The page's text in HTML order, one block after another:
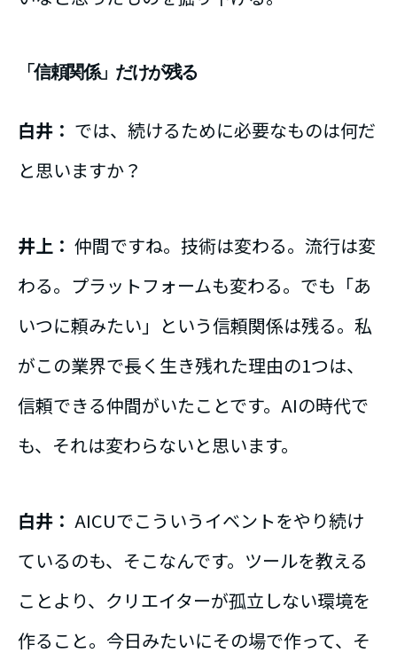
「信頼関係」だけが残る
白井： では、続けるために必要なものは何だ
と思いますか？
井上： 仲間ですね。技術は変わる。流行は変
わる。プラットフォームも変わる。でも「あ
いつに頼みたい」という信頼関係は残る。私
がこの業界で長く生き残れた理由の1つは、
信頼できる仲間がいたことです。AIの時代で
も、それは変わらないと思います。
白井： AICUでこういうイベントをやり続け
ているのも、そこなんです。ツールを教える
ことより、クリエイターが孤立しない環境を
作ること。今日みたいにその場で作って、そ